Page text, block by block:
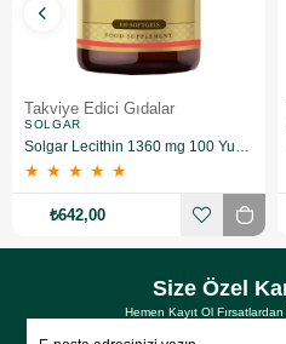
Takviye Edici Gıdalar
SOLGAR
Solgar Lecithin 1360 mg 100 Yumuşak Jelatin Kapsül
★ ★ ★ ★ ★
₺642,00
Size Özel
Hemen Kayıt Ol